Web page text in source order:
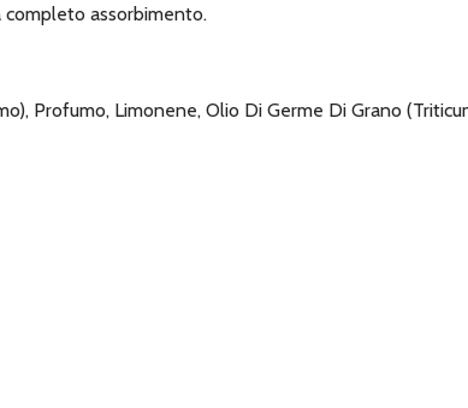
completo assorbimento.
Profumo, Limonene, Olio Di Germe Di Grano